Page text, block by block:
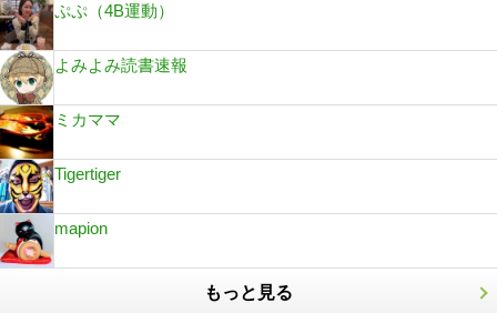
ぷぷ（4B運動）
よみよみ読書速報
ミカママ
Tigertiger
mapion
もっと見る